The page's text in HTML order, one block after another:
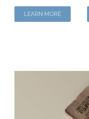
LEARN MORE